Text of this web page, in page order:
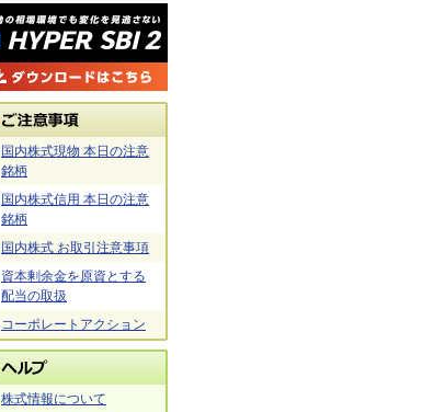
国内株式現物 本日の注意
銘柄
国内株式信用 本日の注意
銘柄
国内株式 お取引注意事項
資本剰余金を原資とする
配当の取扱
コーポレートアクション
株式情報について